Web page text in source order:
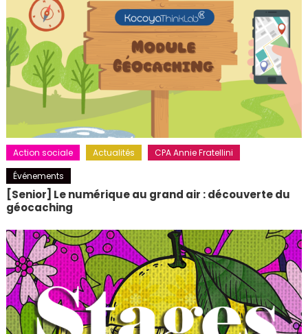
Action sociale Actualités
CPA Annie Fratellini
Événements
[Senior] Le numérique au grand air : découverte du
géocaching